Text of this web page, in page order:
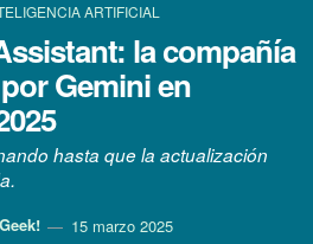
ARTIFICIAL
la compañía
Gemini en
hasta que la actualización
15 marzo 2025